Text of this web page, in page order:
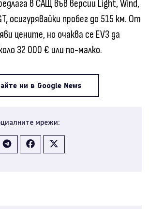
в САЩ във версии Light, Wind,
осигурявайки пробег до 515 км. От
цените, но очаква се EV3 да
32 000 € или по-малко.
ни в Google News
мрежи: